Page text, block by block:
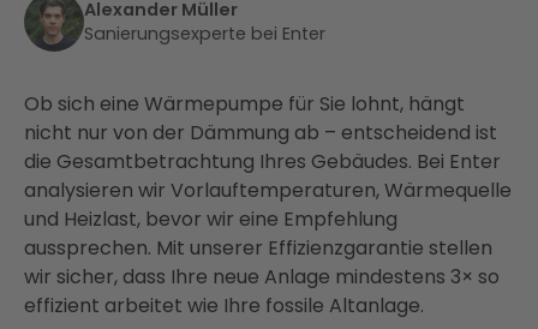
Alexander Müller
Sanierungsexperte bei Enter
Ob sich eine Wärmepumpe für Sie lohnt, hängt
nicht nur von der Dämmung ab – entscheidend ist
die Gesamtbetrachtung Ihres Gebäudes. Bei Enter
analysieren wir Vorlauftemperaturen, Wärmequelle
und Heizlast, bevor wir eine Empfehlung
aussprechen. Mit unserer Effizienzgarantie stellen
wir sicher, dass Ihre neue Anlage mindestens 3× so
effizient arbeitet wie Ihre fossile Altanlage.